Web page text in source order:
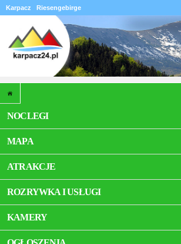
Karpacz Riesengebirge
NOCLEGI
MAPA
ATRAKCJE
ROZRYWKA I USŁUGI
KAMERY